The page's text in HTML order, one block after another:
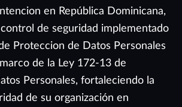
en República Dominicana,
de seguridad implementado
Proteccion de Datos Personales
de la Ley 172-13 de
Personales, fortaleciendo la
de su organización en